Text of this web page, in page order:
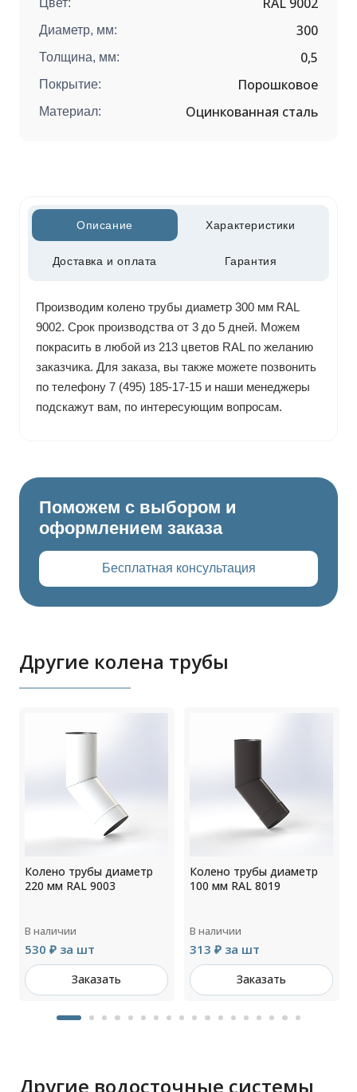
Цвет:
Диаметр, мм: 300
Толщина, мм: 0,5
Покрытие: Порошковое
Материал: Оцинкованная сталь
Описание Характеристики
Доставка и оплата Гарантия
Производим колено трубы диаметр 300 мм RAL
9002. Срок производства от 3 до 5 дней. Можем
покрасить в любой из 213 цветов RAL по желанию
заказчика. Для заказа, вы также можете позвонить
по телефону 7 (495) 185-17-15 и наши менеджеры
подскажут вам, по интересующим вопросам.
Поможем с выбором и
оформлением заказа
Бесплатная консультация
Другие колена трубы
Колено трубы диаметр
220 мм RAL 9003
В наличии
530 ₽ за шт
Заказать
Колено трубы диаметр
100 мм RAL 8019
В наличии
313 ₽ за шт
Заказать
Другие водосточные системы